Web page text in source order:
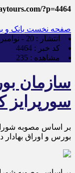
?p=4464
صفحه نخست بانک
انتشار : 20 - نوامبر - 2024 - 21:04
کد خبر : 4464
مشاهده : 235
سازمان
بورس و اوراق بهادار